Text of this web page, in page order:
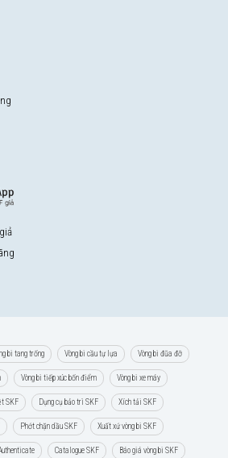
bi tang trống Vòng bi cầu tự lựa Vòng bi đũa đỡ
Vòng bi tiếp xúc bốn điểm Vòng bi xe máy
SKF Dụng cụ bảo trì SKF Xích tải SKF
Phớt chặn dầu SKF Xuất xứ vòng bi SKF
Catalogue SKF Báo giá vòng bi SKF